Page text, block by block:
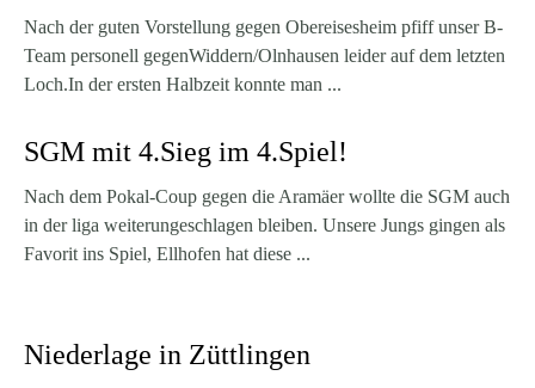
Nach der guten Vorstellung gegen Obereisesheim pfiff unser B-
Team personell gegenWiddern/Olnhausen leider auf dem letzten
Loch.In der ersten Halbzeit konnte man ...
SGM mit 4.Sieg im 4.Spiel!
Nach dem Pokal-Coup gegen die Aramäer wollte die SGM auch
in der liga weiterungeschlagen bleiben. Unsere Jungs gingen als
Favorit ins Spiel, Ellhofen hat diese ...
Niederlage in Züttlingen